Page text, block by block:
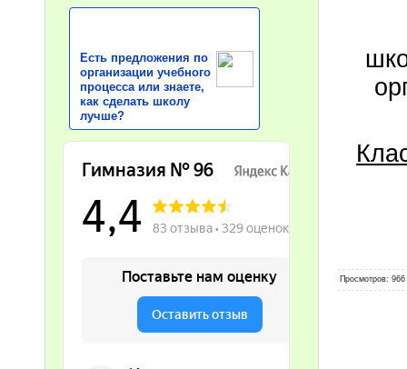
Есть предложения по
организации учебного
процесса или знаете,
как сделать школу
лучше?
Просмотров: